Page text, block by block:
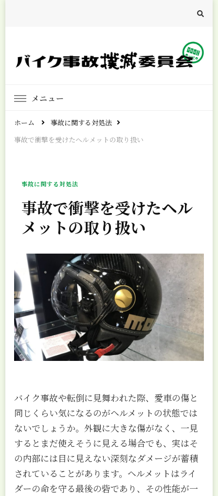
メニュー
ホーム
事故に関する対処法
事故で衝撃を受けたヘルメットの取り扱い
事故に関する対処法
事故で衝撃を受けたヘル
メットの取り扱い
バイク事故や転倒に見舞われた際、愛車の傷と
同じくらい気になるのがヘルメットの状態では
ないでしょうか。外観に大きな傷がなく、一見
するとまだ使えそうに見える場合でも、実はそ
の内部には目に見えない深刻なダメージが蓄積
されていることがあります。ヘルメットはライ
ダーの命を守る最後の砦であり、その性能が一